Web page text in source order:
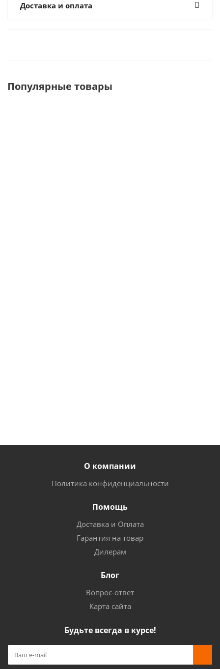
Доставка и оплата
Популярные товары
О компании
Политика конфиденциальности
Помощь
Доставка и Оплата
Гарантия на товар
Дилерам
Блог
Вопрос-ответ
Карта сайта
Будьте всегда в курсе!